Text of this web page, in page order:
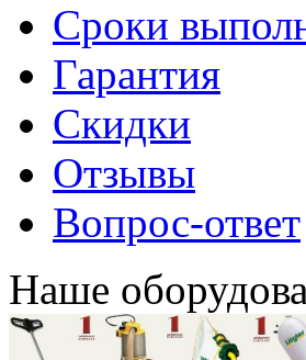
Сроки
Гарантия
Скидки
Отзывы
Вопрос-ответ
Наше